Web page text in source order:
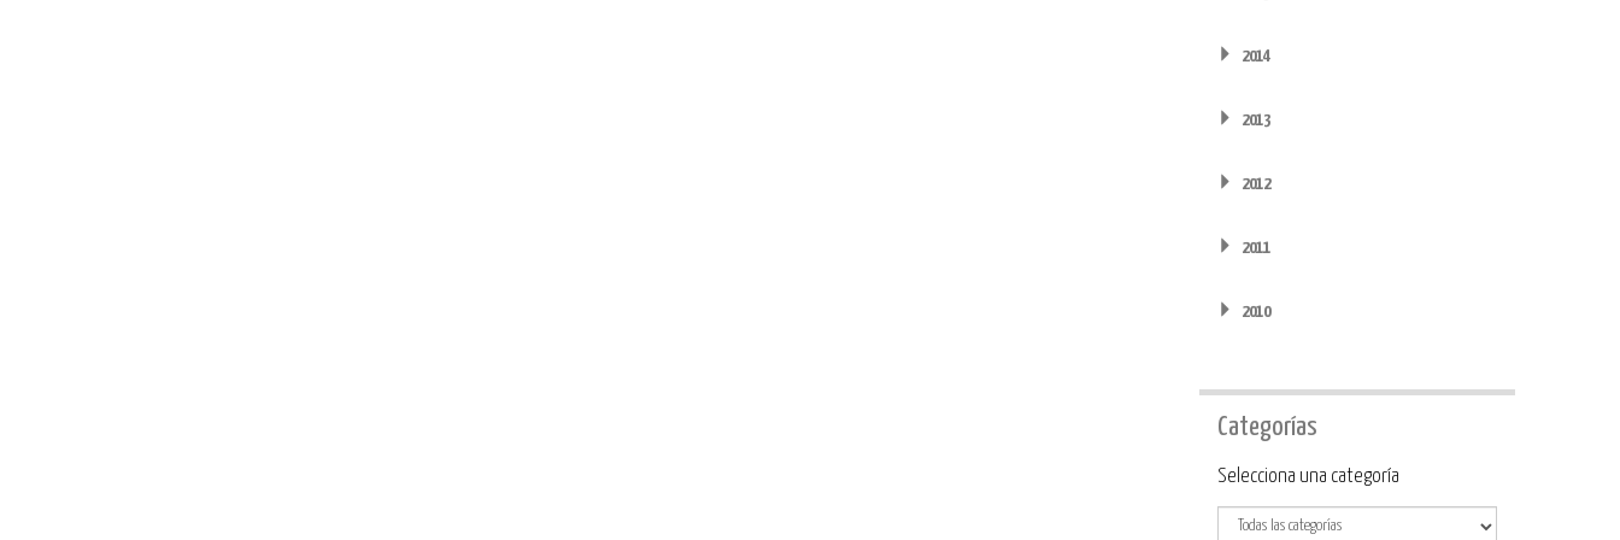
2014
2013
2012
2011
2010
Categorías
Categoría
Selecciona una categoría